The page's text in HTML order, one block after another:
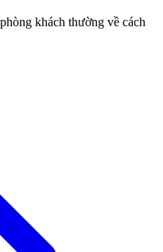
khách thường về cách